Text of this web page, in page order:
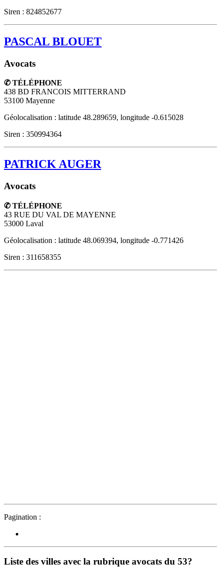
Siren : 824852677
PASCAL BLOUET
Avocats
✆ TÉLÉPHONE
438 BD FRANCOIS MITTERRAND
53100 Mayenne
Géolocalisation : latitude 48.289659, longitude -0.615028
Siren : 350994364
PATRICK AUGER
Avocats
✆ TÉLÉPHONE
43 RUE DU VAL DE MAYENNE
53000 Laval
Géolocalisation : latitude 48.069394, longitude -0.771426
Siren : 311658355
Pagination :
Liste des villes avec la rubrique avocats du 53?